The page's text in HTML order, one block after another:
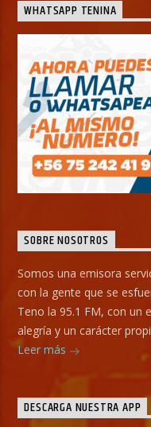
WHATSAPP TENINA
SOBRE NOSOTROS
Somos una emisora
con la gente que se
Teno la 95.1 FM, con un
alegría y un carácter
Leer más
DESCARGA NUESTRA APP